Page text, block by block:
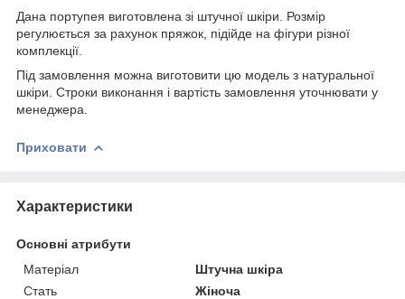
Дана портупея виготовлена зі штучної шкіри. Розмір
регулюється за рахунок пряжок, підійде на фігури різної
комплекції.
Під замовлення можна виготовити цю модель з натуральної
шкіри. Строки виконання і вартість замовлення уточнювати у
менеджера.
Приховати
Характеристики
Основні атрибути
Матеріал
Штучна шкіра
Стать
Жіноча